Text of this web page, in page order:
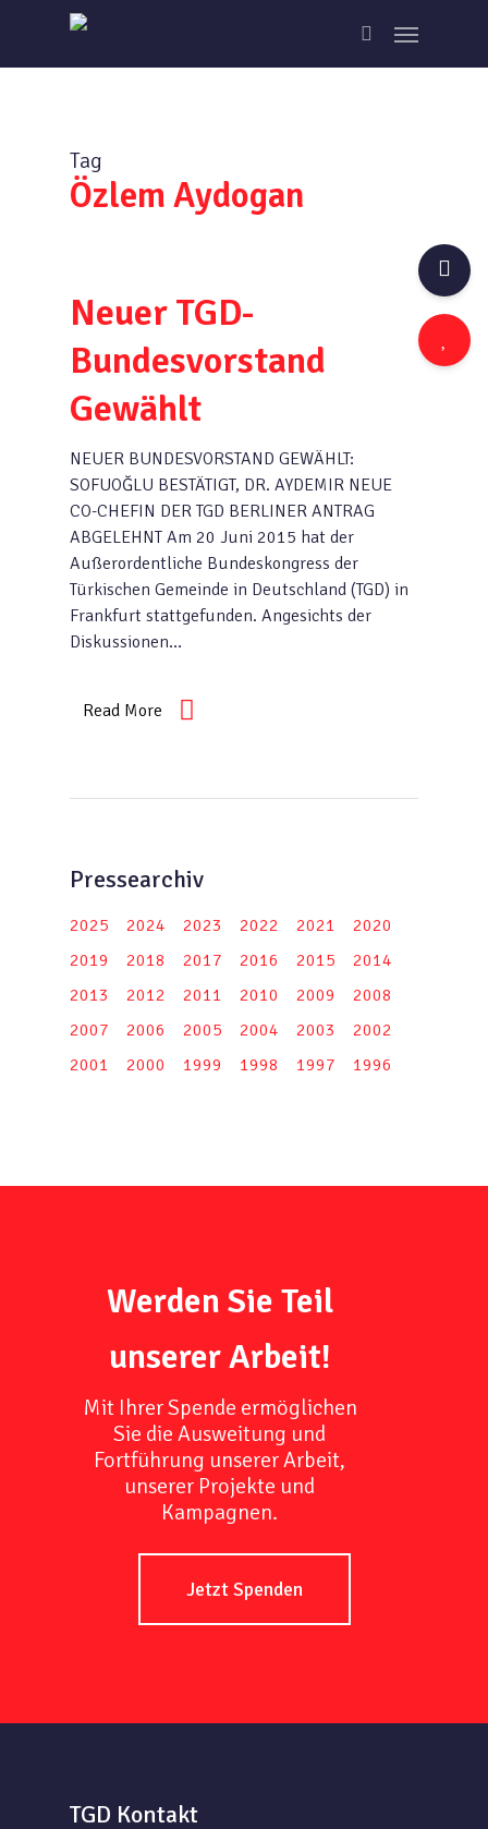
main
search
Menu
Tag
Özlem Aydogan
Neuer TGD-
Bundesvorstand
Gewählt
NEUER BUNDESVORSTAND GEWÄHLT:
SOFUOĞLU BESTÄTIGT, DR. AYDEMIR NEUE
CO-CHEFIN DER TGD BERLINER ANTRAG
ABGELEHNT Am 20 Juni 2015 hat der
Außerordentliche Bundeskongress der
Türkischen Gemeinde in Deutschland (TGD) in
Frankfurt stattgefunden. Angesichts der
Diskussionen…
Read More
Pressearchiv
2025 2024 2023 2022 2021
2020
2019
2018 2017 2016 2015
2014
2013
2012 2011 2010 2009
2008
2007
2006 2005 2004 2003
2002
2001
2000 1999 1998 1997 1996
Werden Sie Teil
unserer Arbeit!
Mit Ihrer Spende ermöglichen
Sie die Ausweitung und
Fortführung unserer Arbeit,
unserer Projekte und
Kampagnen.
Jetzt Spenden
TGD Kontakt